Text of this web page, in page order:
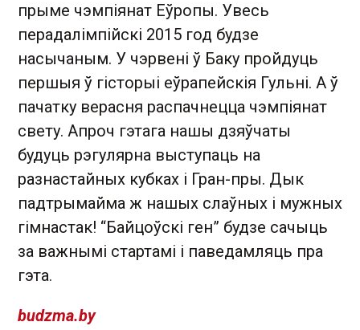
прыме чэмпіянат Еўропы. Увесь
перадалімпійскі 2015 год будзе
насычаным. У чэрвені ў Баку пройдуць
першыя ў гісторыі еўрапейскія Гульні. А ў
пачатку верасня распачнецца чэмпіянат
свету. Апроч гэтага нашы дзяўчаты
будуць рэгулярна выступаць на
разнастайных кубках і Гран-пры. Дык
падтрымайма ж нашых слаўных і мужных
гімнастак! “Байцоўскі ген” будзе сачыць
за важнымі стартамі і паведамляць пра
гэта.
budzma.by